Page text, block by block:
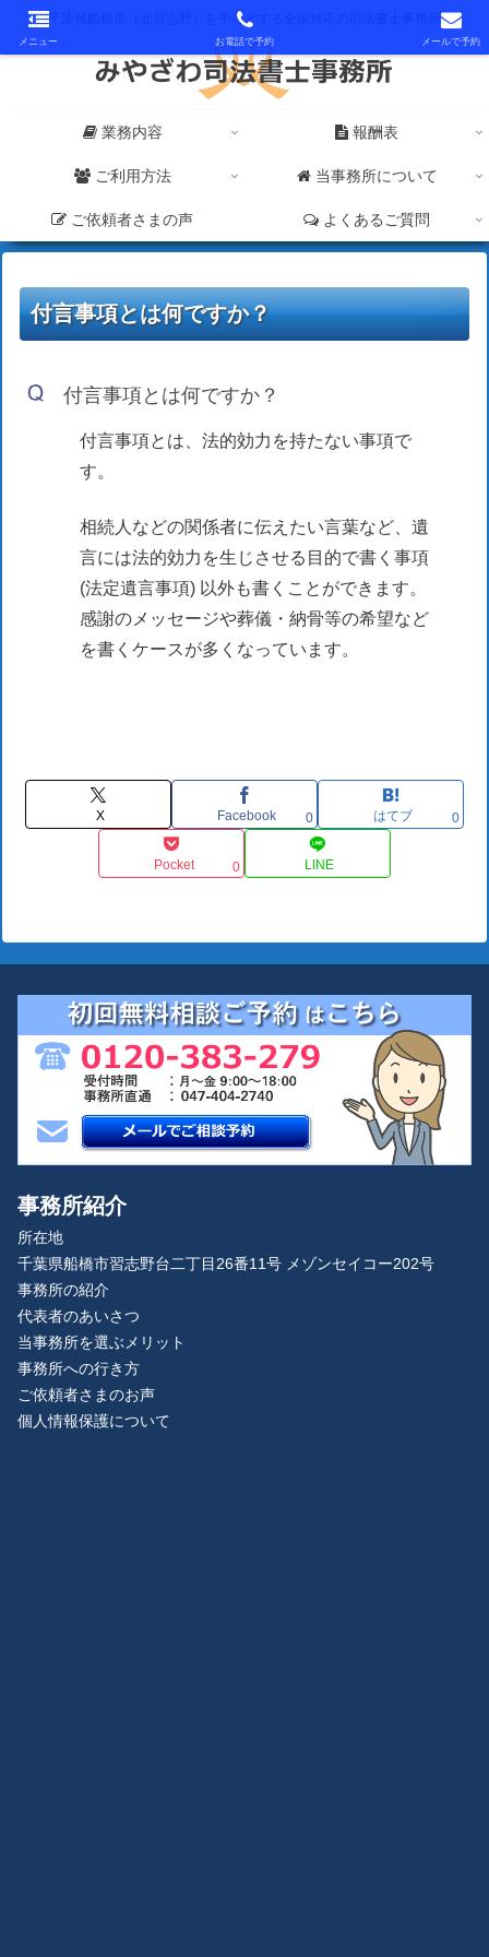
千葉県船橋市（北習志野）を中心とする全国対応の司法書士事務所
業務内容 報酬表
ご利用方法 当事務所について
ご依頼者さまの声 よくあるご質問
付言事項とは何ですか？
付言事項とは何ですか？
付言事項とは、法的効力を持たない事項で
す。
相続人などの関係者に伝えたい言葉など、遺
言には法的効力を生じさせる目的で書く事項
(法定遺言事項) 以外も書くことができます。
感謝のメッセージや葬儀・納骨等の希望など
を書くケースが多くなっています。
X Facebook 0 はてブ 0
Pocket 0 LINE
事務所紹介
所在地
千葉県船橋市習志野台二丁目26番11号 メゾンセイコー202号
事務所の紹介
代表者のあいさつ
当事務所を選ぶメリット
事務所への行き方
ご依頼者さまのお声
個人情報保護について
メニュー お電話で予約 メールで予約